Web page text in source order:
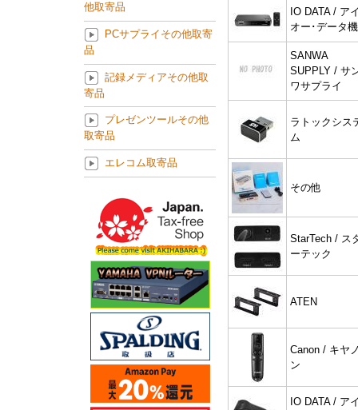
IO DATA / ア
オー･データ
SANWA
SUPPLY / サ
ワサプライ
ラトックシス
ム
その他
StarTech / ス
ーテック
ATEN
Canon / キヤ
ン
IO DATA / ア
他取寄品
PCサプライその他取寄
品
記録メディアその他取
寄品
プレゼンツールその他
取寄品
エレコム取寄品